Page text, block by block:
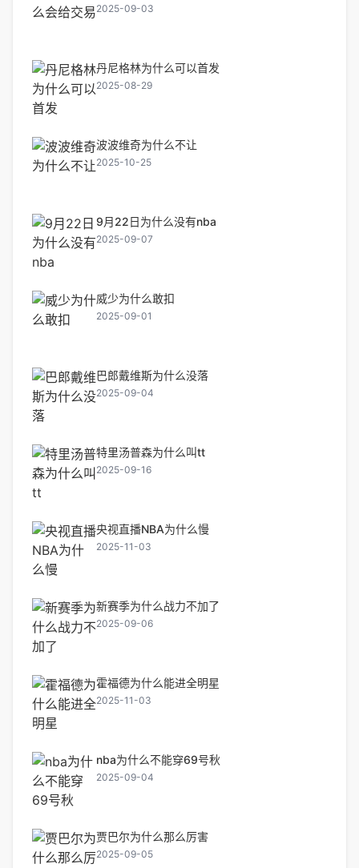
2025-09-03
丹尼格林为什么可以首发
2025-08-29
波波维奇为什么不让
2025-10-25
9月22日为什么没有nba
2025-09-07
威少为什么敢扣
2025-09-01
巴郎戴维斯为什么没落
2025-09-04
特里汤普森为什么叫tt
2025-09-16
央视直播NBA为什么慢
2025-11-03
新赛季为什么战力不加了
2025-09-06
霍福德为什么能进全明星
2025-11-03
nba为什么不能穿69号秋
2025-09-04
贾巴尔为什么那么厉害
2025-09-05